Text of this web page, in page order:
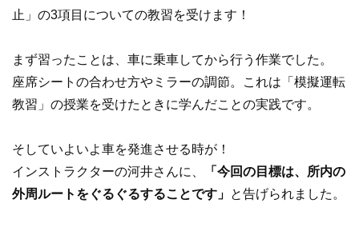
止」の3項目についての教習を受けます！
まず習ったことは、車に乗車してから行う作業でした。
座席シートの合わせ方やミラーの調節。これは「模擬運転
教習」の授業を受けたときに学んだことの実践です。
そしていよいよ車を発進させる時が！
インストラクターの河井さんに、
「今回の目標は、所内の
外周ルートをぐるぐるすることです」 と告げられました。